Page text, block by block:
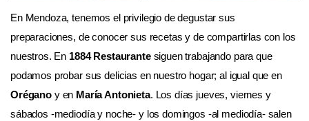
En Mendoza, tenemos el privilegio de degustar sus
preparaciones, de conocer sus recetas y de compartirlas con los
nuestros. En 1884 Restaurantesiguen trabajando para que
podamos probar sus delicias en nuestro hogar; al igual que en
Oréganoy en María Antonieta. Los días jueves, viernes y
sábados -mediodía y noche- y los domingos -al mediodía- salen